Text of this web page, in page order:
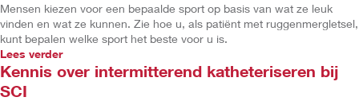
Mensen kiezen voor een bepaalde sport op basis van wat ze leuk
vinden en wat ze kunnen. Zie hoe u, als patiënt met ruggenmergletsel,
kunt bepalen welke sport het beste voor u is.
Lees verder
Kennis over intermitterend katheteriseren bij
SCI